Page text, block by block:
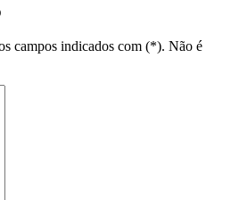
campos indicados com (*). Não é